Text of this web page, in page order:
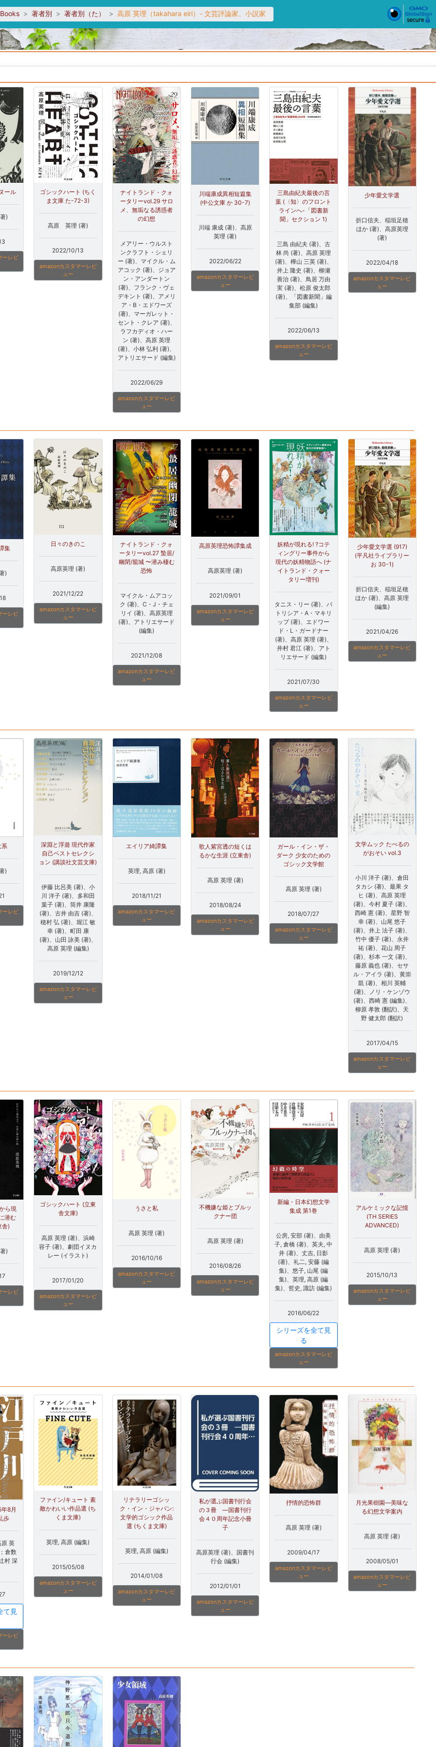
著者別 著者別（た） 高原 英理（takahara eiri）- 文芸評論家、小説家
ール
)
ーレビ
ゴシックハート (ちく
ま文庫 た-72-3)
高原 英理 (著)
2022/10/13
amazonカスタマーレビ
ュー
ナイトランド・クォ
ータリーvol.29 サロ
メ、無垢なる誘惑者
の幻想
メアリー・ウルスト
ンクラフト・シェリ
ー (著)、マイクル・ム
アコック (著)、ジョア
ン・アンダートン
(著)、フランク・ヴェ
デキント (著)、アメリ
ア・B・エドワーズ
(著)、マーガレット・
セント・クレア (著)、
ラフカディオ・ハー
ン (著)、高原 英理
(著)、小林 弘利 (著)、
アトリエサード (編集)
2022/06/29
amazonカスタマーレビ
ュー
川端康成異相短篇集
(中公文庫 か 30-7)
川端 康成 (著)、高原
英理 (著)
2022/06/22
amazonカスタマーレビ
ュー
三島由紀夫最後の言
葉 (〈知〉のフロント
ラインへ-「図書新
聞」セクション 1)
三島 由紀夫 (著)、古
林 尚 (著)、高原 英理
(著)、樺山 三英 (著)、
井上 隆史 (著)、柳瀬
善治 (著)、鳥居 万由
実 (著)、松原 俊太郎
(著)、「図書新聞」編
集部 (編集)
2022/06/13
amazonカスタマーレビ
ュー
少年愛文学選
折口信夫、稲垣足穂
ほか (著)、高原英理
(著)
2022/04/18
amazonカスタマーレビ
ュー
集
)
ーレビ
日々のきのこ
高原英理 (著)
2021/12/22
amazonカスタマーレビ
ュー
ナイトランド・クォ
ータリーvol.27 蟄居/
幽閉/籠城 〜潜み棲む
恐怖
マイクル・ムアコッ
ク (著)、C・J・チェ
リイ (著)、高原英理
(著)、アトリエサード
(編集)
2021/12/08
amazonカスタマーレビ
ュー
高原英理恐怖譚集成
高原英理 (著)
2021/09/01
amazonカスタマーレビ
ュー
妖精が現れる! ?コテ
ィングリー事件から
現代の妖精物語へ (ナ
イトランド・クォー
タリー増刊)
タニス・リー (著)、パ
トリシア・A・マキリ
ップ (著)、エドワー
ド・L・ガードナー
(著)、高原 英理 (著)、
井村 君江 (著)、アト
リエサード (編集)
2021/07/30
amazonカスタマーレビ
ュー
少年愛文学選 (917)
(平凡社ライブラリー
お 30-1)
折口信夫、稲垣足穂
ほか (著)、高原 英理
(編集)
2021/04/26
amazonカスタマーレビ
ュー
系
)
ーレビ
深淵と浮遊 現代作家
自己ベストセレクシ
ョン (講談社文芸文庫)
伊藤 比呂美 (著)、小
川 洋子 (著)、多和田
葉子 (著)、筒井 康隆
(著)、古井 由吉 (著)、
穂村 弘 (著)、堀江 敏
幸 (著)、町田 康
(著)、山田 詠美 (著)、
高原 英理 (編集)
2019/12/12
amazonカスタマーレビ
ュー
エイリア綺譚集
英理, 高原 (著)
2018/11/21
amazonカスタマーレビ
ュー
歌人紫宮透の短くは
るかな生涯 (立東舎)
高原 英理 (著)
2018/08/24
amazonカスタマーレビ
ュー
ガール・イン・ザ・
ダーク 少女のための
ゴシック文学館
高原 英理 (著)
2018/07/27
amazonカスタマーレビ
ュー
文学ムック たべるの
がおそい vol.3
小川 洋子 (著)、倉田
タカシ (著)、最果 タ
ヒ (著)、高原 英理
(著)、今村 夏子 (著)、
西崎 憲 (著)、星野 智
幸 (著)、山尾 悠子
(著)、井上 法子 (著)、
竹中 優子 (著)、永井
祐 (著)、花山 周子
(著)、杉本 一文 (著)、
藤原 義也 (著)、セサ
ル・アイラ (著)、黄崇
凱 (著)、相川 英輔
(著)、ノリ・ケンゾウ
(著)、西崎 憲 (編集)、
柳原 孝敦 (翻訳)、天
野 健太郎 (翻訳)
2017/04/15
amazonカスタマーレビ
ュー
ら現
潜む
舎)
)
ーレビ
ゴシックハート (立東
舎文庫)
高原 英理 (著)、浜崎
容子 (著)、劇団イヌカ
レー (イラスト)
2017/01/20
amazonカスタマーレビ
ュー
うさと私
高原 英理 (著)
2016/10/16
amazonカスタマーレビ
ュー
不機嫌な姫とブルッ
クナー団
高原 英理 (著)
2016/08/26
amazonカスタマーレビ
ュー
新編・日本幻想文学
集成 第1巻
公房, 安部 (著)、由美
子, 倉橋 (著)、英夫, 中
井 (著)、丈吉, 日影
(著)、礼二, 安藤 (編
集)、悠子, 山尾 (編
集)、英理, 高原 (編
集)、哲史, 諏訪 (編集)
2016/06/22
シリーズを全て見
る
amazonカスタマーレビ
ュー
アルケミックな記憶
(TH SERIES
ADVANCED)
高原 英理 (著)
2015/10/13
amazonカスタマーレビ
ュー
8月
歩
原 英
倉数
村 深
て見
ーレビ
ファイン/キュート 素
敵かわいい作品選 (ち
くま文庫)
英理, 高原 (編集)
2015/05/08
amazonカスタマーレビ
ュー
リテラリーゴシッ
ク・イン・ジャパン:
文学的ゴシック作品
選 (ちくま文庫)
英理, 高原 (編集)
2014/01/08
amazonカスタマーレビ
ュー
私が選ぶ国書刊行会
の３冊 ―国書刊行
会４０周年記念小冊
子
高原英理 (著)、国書刊
行会 (編集)
2012/01/01
amazonカスタマーレビ
ュー
抒情的恐怖群
高原 英理 (著)
2009/04/17
amazonカスタマーレビ
ュー
月光果樹園―美味な
る幻想文学案内
高原 英理 (著)
2008/05/01
amazonカスタマーレビ
ュー